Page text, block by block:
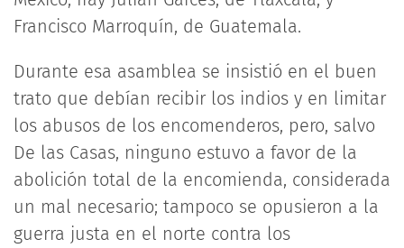
Francisco Marroquín, de Guatemala.
Durante esa asamblea se insistió en el buen
trato que debían recibir los indios y en limitar
los abusos de los encomenderos, pero, salvo
De las Casas, ninguno estuvo a favor de la
abolición total de la encomienda, considerada
un mal necesario; tampoco se opusieron a la
guerra justa en el norte contra los